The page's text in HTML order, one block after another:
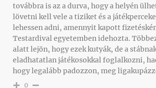
továbbra is az a durva, hogy a helyén
lövetni kell vele a tiziket és a
lehessen adni, amennyit kapott
Testardival egyetemben idehozta.
alatt lejön, hogy ezek kutyák, de a
eladhatatlan játékosokkal foglalkozni,
hogy legalább padozzon, meg
0